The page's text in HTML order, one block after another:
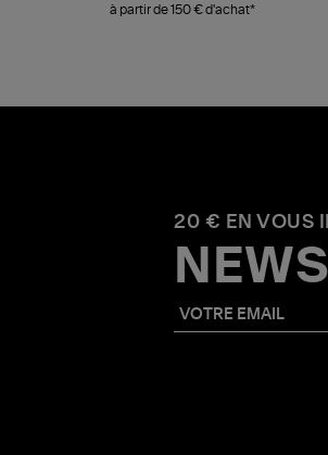
à partir de 150 € d'achat*
20 € EN VOUS